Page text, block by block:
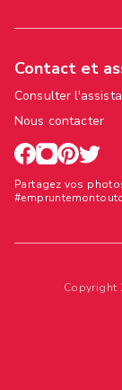
Contact et
Consulter
Nous contacter
Partagez vos
Copyright